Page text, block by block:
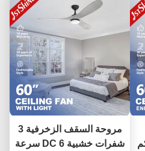
مروحة السقف الزخرفية 3
شفرات خشبية DC 6 سرعة